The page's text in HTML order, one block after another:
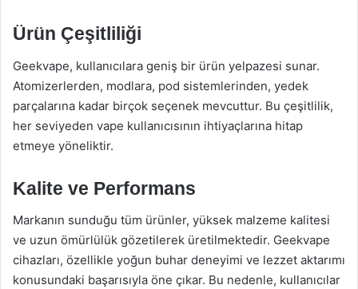
Ürün Çeşitliliği
Geekvape, kullanıcılara geniş bir ürün yelpazesi sunar.
Atomizerlerden, modlara, pod sistemlerinden, yedek
parçalarına kadar birçok seçenek mevcuttur. Bu çeşitlilik,
her seviyeden vape kullanıcısının ihtiyaçlarına hitap
etmeye yöneliktir.
Kalite ve Performans
Markanın sunduğu tüm ürünler, yüksek malzeme kalitesi
ve uzun ömürlülük gözetilerek üretilmektedir. Geekvape
cihazları, özellikle yoğun buhar deneyimi ve lezzet aktarımı
konusundaki başarısıyla öne çıkar. Bu nedenle, kullanıcılar